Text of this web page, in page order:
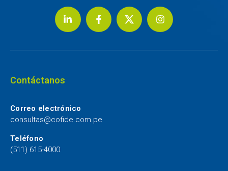
Contáctanos
Correo electrónico
consultas@cofide.com.pe
Teléfono
(511) 615-4000